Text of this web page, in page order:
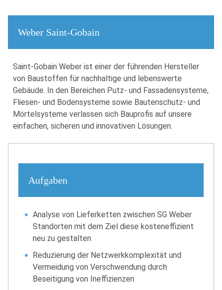
Weber Saint-Gobain
Saint-Gobain Weber ist einer der führenden Hersteller
von Baustoffen für nachhaltige und lebenswerte
Gebäude. In den Bereichen Putz- und Fassadensysteme,
Fliesen- und Bodensysteme sowie Bautenschutz- und
Mörtelsysteme verlassen sich Bauprofis auf unsere
einfachen, sicheren und innovativen Lösungen.
Aufgaben
Analyse von Lieferketten zwischen SG Weber
Standorten mit dem Ziel diese kosteneffizient
neu zu gestalten
Reduzierung der Netzwerkkomplexität und
Vermeidung von Verschwendung durch
Beseitigung von Ineffizienzen